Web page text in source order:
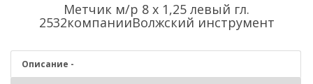
Метчик м/р 8 х 1,25 левый гл.
2532компанииВолжский инструмент
Описание -